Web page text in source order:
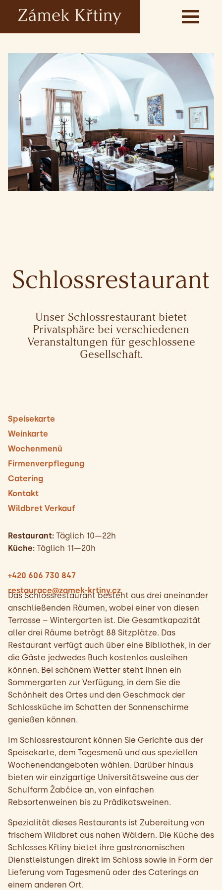
Schlossrestaurant
Unser Schlossrestaurant bietet
Privatsphäre bei verschiedenen
Veranstaltungen für geschlossene
Gesellschaft.
Speisekarte
Weinkarte
Wochenmenü
Firmenverpflegung
Catering
Kontakt
Wildbret Verkauf
Restaurant: Täglich 10—22h
Küche: Täglich 11—20h
+420 606 730 847
restaurace@zamek-krtiny.cz
Das Schlossrestaurant besteht aus drei aneinander
anschließenden Räumen, wobei einer von diesen
Terrasse – Wintergarten ist. Die Gesamtkapazität
aller drei Räume beträgt 88 Sitzplätze. Das
Restaurant verfügt auch über eine Bibliothek, in der
die Gäste jedwedes Buch kostenlos ausleihen
können. Bei schönem Wetter steht Ihnen ein
Sommergarten zur Verfügung, in dem Sie die
Schönheit des Ortes und den Geschmack der
Schlossküche im Schatten der Sonnenschirme
genießen können.
Im Schlossrestaurant können Sie Gerichte aus der
Speisekarte, dem Tagesmenü und aus speziellen
Wochenendangeboten wählen. Darüber hinaus
bieten wir einzigartige Universitätsweine aus der
Schulfarm Žabčice an, von einfachen
Rebsortenweinen bis zu Prädikatsweinen.
Spezialität dieses Restaurants ist Zubereitung von
frischem Wildbret aus nahen Wäldern. Die Küche des
Schlosses Křtiny bietet ihre gastronomischen
Dienstleistungen direkt im Schloss sowie in Form der
Lieferung vom Tagesmenü oder des Caterings an
einem anderen Ort.